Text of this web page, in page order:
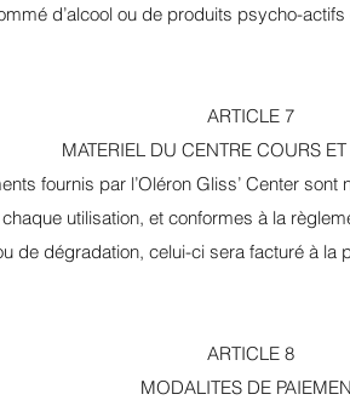
d’alcool ou de produits psycho-
ARTICLE 7
MATERIEL DU CENTRE COURS
fournis par l’Oléron Gliss’ Center
chaque utilisation, et conformes à la
de dégradation, celui-ci sera facturé à la
ARTICLE 8
MODALITES DE